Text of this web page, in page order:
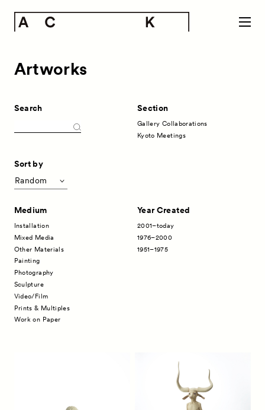
Artworks
Search
Sort by
Random
Section
Gallery Collaborations
Kyoto Meetings
Medium
Installation
Mixed Media
Other Materials
Painting
Photography
Sculpture
Video/Film
Prints & Multiples
Work on Paper
Year Created
2001–today
1976–2000
1951–1975